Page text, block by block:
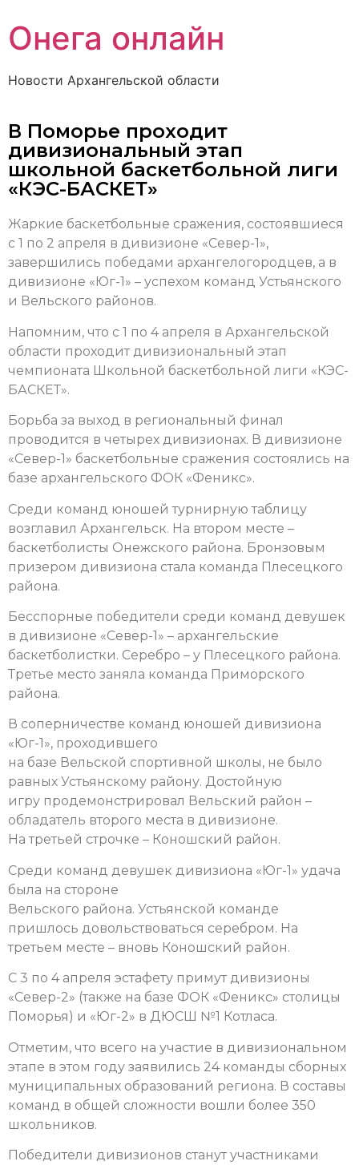
Онега онлайн
Новости Архангельской области
В Поморье проходит
дивизиональный этап
школьной баскетбольной лиги
«КЭС-БАСКЕТ»
Жаркие баскетбольные сражения, состоявшиеся
с 1 по 2 апреля в дивизионе «Север-1»,
завершились победами архангелогородцев, а в
дивизионе «Юг-1» – успехом команд Устьянского
и Вельского районов.
Напомним, что с 1 по 4 апреля в Архангельской
области проходит дивизиональный этап
чемпионата Школьной баскетбольной лиги «КЭС-
БАСКЕТ».
Борьба за выход в региональный финал
проводится в четырех дивизионах. В дивизионе
«Север-1» баскетбольные сражения состоялись на
базе архангельского ФОК «Феникс».
Среди команд юношей турнирную таблицу
возглавил Архангельск. На втором месте –
баскетболисты Онежского района. Бронзовым
призером дивизиона стала команда Плесецкого
района.
Бесспорные победители среди команд девушек
в дивизионе «Север-1» – архангельские
баскетболистки. Серебро – у Плесецкого района.
Третье место заняла команда Приморского
района.
В соперничестве команд юношей дивизиона
«Юг-1», проходившего
на базе Вельской спортивной школы, не было
равных Устьянскому району. Достойную
игру продемонстрировал Вельский район –
обладатель второго места в дивизионе.
На третьей строчке – Коношский район.
Среди команд девушек дивизиона «Юг-1» удача
была на стороне
Вельского района. Устьянской команде
пришлось довольствоваться серебром. На
третьем месте – вновь Коношский район.
С 3 по 4 апреля эстафету примут дивизионы
«Север-2» (также на базе ФОК «Феникс» столицы
Поморья) и «Юг-2» в ДЮСШ №1 Котласа.
Отметим, что всего на участие в дивизиональном
этапе в этом году заявились 24 команды сборных
муниципальных образований региона. В составы
команд в общей сложности вошли более 350
школьников.
Победители дивизионов станут участниками